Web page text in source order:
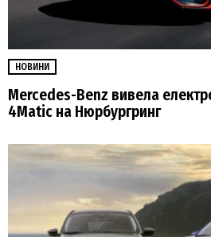
НОВИНИ
Mercedes-Benz вивела
4Matic на Нюрбургринг